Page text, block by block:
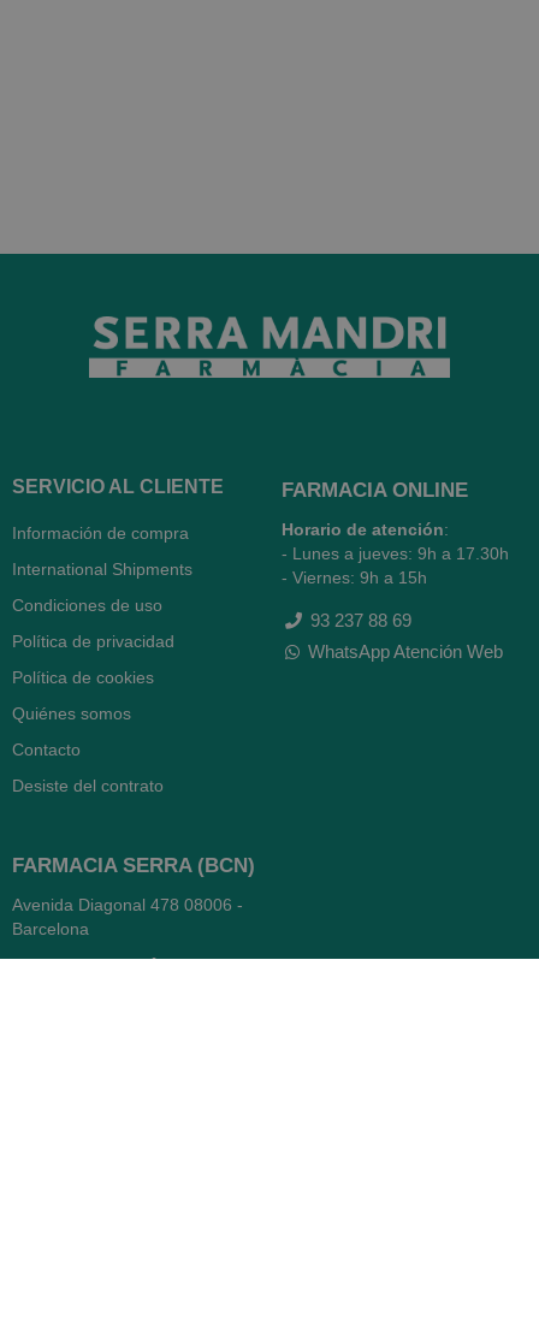
SERVICIO AL CLIENTE
Información de compra
International Shipments
Condiciones de uso
Política de privacidad
Política de cookies
Quiénes somos
Contacto
Desiste del contrato
FARMACIA ONLINE
Horario de atención:
- Lunes a jueves: 9h a 17.30h
- Viernes: 9h a 15h
93 237 88 69
WhatsApp Atención Web
FARMACIA SERRA (BCN)
Avenida Diagonal 478 08006 -
Barcelona